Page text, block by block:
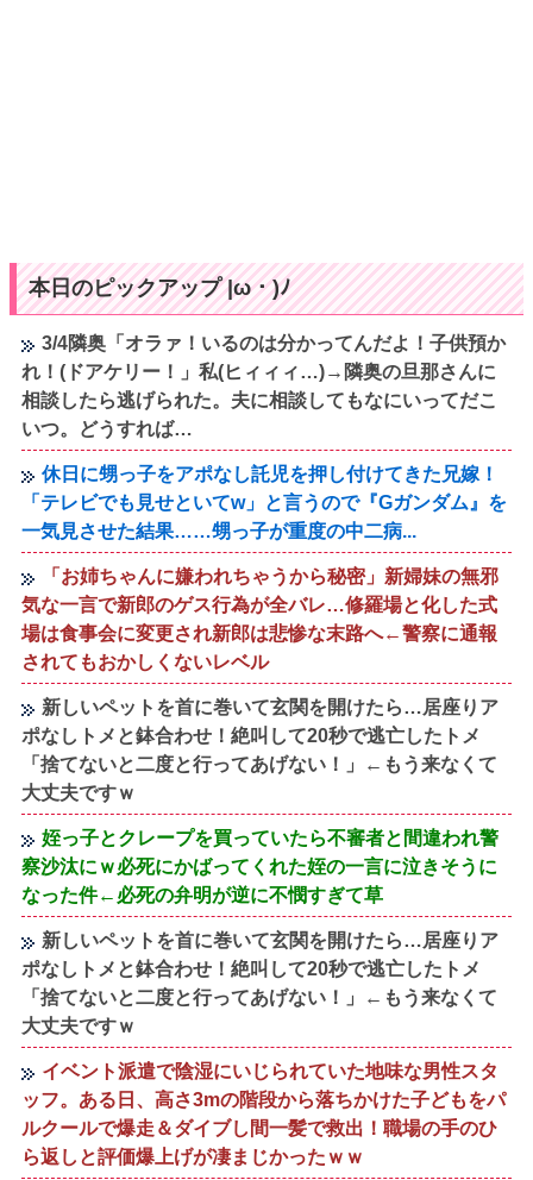
本日のピックアップ |ω・)ﾉ
3/4隣奥「オラァ！いるのは分かってんだよ！子供預か
れ！(ドアケリー！」私(ヒィィィ…)→隣奥の旦那さんに
相談したら逃げられた。夫に相談してもなにいってだこ
いつ。どうすれば…
休日に甥っ子をアポなし託児を押し付けてきた兄嫁！
「テレビでも見せといてw」と言うので『Gガンダム』を
一気見させた結果……甥っ子が重度の中二病...
「お姉ちゃんに嫌われちゃうから秘密」新婦妹の無邪
気な一言で新郎のゲス行為が全バレ…修羅場と化した式
場は食事会に変更され新郎は悲惨な末路へ←警察に通報
されてもおかしくないレベル
新しいペットを首に巻いて玄関を開けたら…居座りア
ポなしトメと鉢合わせ！絶叫して20秒で逃亡したトメ
「捨てないと二度と行ってあげない！」←もう来なくて
大丈夫ですｗ
姪っ子とクレープを買っていたら不審者と間違われ警
察沙汰にｗ必死にかばってくれた姪の一言に泣きそうに
なった件←必死の弁明が逆に不憫すぎて草
新しいペットを首に巻いて玄関を開けたら…居座りア
ポなしトメと鉢合わせ！絶叫して20秒で逃亡したトメ
「捨てないと二度と行ってあげない！」←もう来なくて
大丈夫ですｗ
イベント派遣で陰湿にいじられていた地味な男性スタ
ッフ。ある日、高さ3mの階段から落ちかけた子どもをパ
ルクールで爆走＆ダイブし間一髪で救出！職場の手のひ
ら返しと評価爆上げが凄まじかったｗｗ